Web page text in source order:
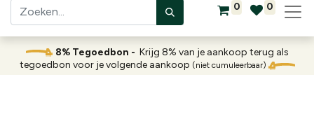
0 0
8% Tegoedbon - Krijg 8% van je aankoop terug als
tegoedbon voor je volgende aankoop (niet cumuleerbaar)